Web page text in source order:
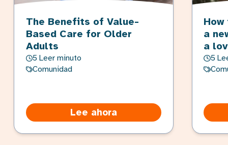
The Benefits of Value-
Based Care for Older
Adults
5 Leer minuto
Comunidad
Lee ahora
a
a
5